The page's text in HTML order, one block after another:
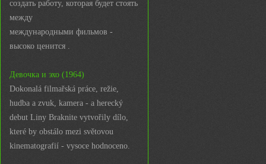
создать работу, которая будет стоять
между
международными фильмов -
высоко ценится .
Девочка и эхо (1964)
Dokonalá filmařská práce, režie,
hudba a zvuk, kamera - a herecký
debut Liny Braknite vytvořily dílo,
které by obstálo mezi světovou
kinematografií - vysoce hodnoceno.